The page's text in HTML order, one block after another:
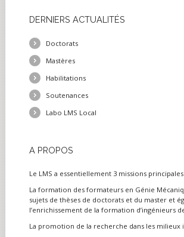
DERNIERS ACTUALITÉS
Doctorats
Mastères
Habilitations
Soutenances
Labo LMS Local
A PROPOS
Le LMS a essentiellement 3 missions principales
La formation des formateurs en Génie
sujets de thèses de doctorats et du master et
l’enrichissement de la formation d’ingénieurs
La promotion de la recherche dans les milieux